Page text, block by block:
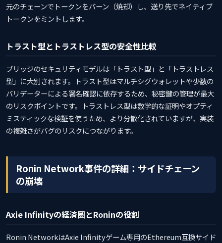
元のチェーンでトークンをバーン（焼却）し、送り先でネイティブ
トークンをミントします。
トラスト型とトラストレス型の安全性比較
ブリッジのセキュリティモデルは「トラスト型」と「トラストレス
型」に大別されます。トラスト型はマルチシグウォレットや少数の
バリデーターによる署名確認に依存するため、秘密鍵の管理が最大
のリスクポイントです。トラストレス型は数学的な証明やオプティ
ミスティックな検証を使うため、より分散化されていますが、実装
の複雑さがバグのリスクにつながります。
Ronin Network事件の詳細：サイドチェーン
の崩壊
Axie Infinityの経済圏とRoninの役割
Ronin NetworkはAxie Infinityゲーム専用のEthereum互換サイド